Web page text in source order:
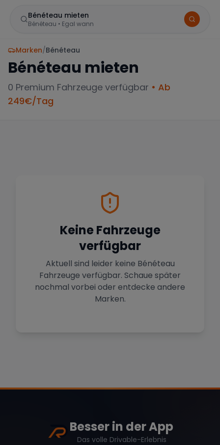
Bénéteau mieten
Bénéteau • Egal wann
Hamburg
Premium-Fahrzeuge im Norden
Stuttgart
Heimat von Porsche & Mercedes
Mehr Standorte anzeigen
Marke
Porsche Lamborghini Ferrari
McLaren Ford Jaguar
Zeitraum wählen
Marken/Bénéteau
Bénéteau mieten
0 Premium Fahrzeuge verfügbar • Ab
249€/Tag
Keine Fahrzeuge
verfügbar
Aktuell sind leider keine Bénéteau
Fahrzeuge verfügbar. Schaue später
nochmal vorbei oder entdecke andere
Marken.
Besser in der App
Das volle Drivable-Erlebnis